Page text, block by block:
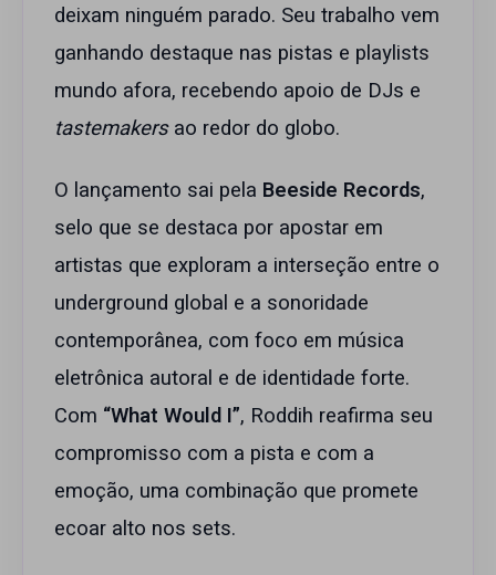
deixam ninguém parado. Seu trabalho vem
ganhando destaque nas pistas e playlists
mundo afora, recebendo apoio de DJs e
tastemakersao redor do globo.
O lançamento sai pela Beeside Records,
selo que se destaca por apostar em
artistas que exploram a interseção entre o
underground global e a sonoridade
contemporânea, com foco em música
eletrônica autoral e de identidade forte.
Com “What Would I”, Roddih reafirma seu
compromisso com a pista e com a
emoção, uma combinação que promete
ecoar alto nos sets.